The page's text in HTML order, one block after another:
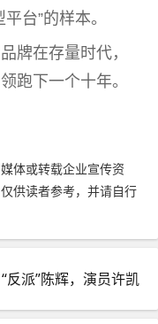
台”的样本。
牌在存量时代，
跑下一个十年。
体或转载企业宣传资
供读者参考，并请自行
“反派”陈辉，演员许凯